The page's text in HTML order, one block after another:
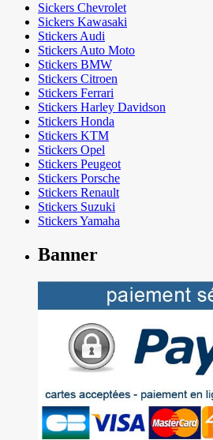
Sickers Chevrolet
Sickers Kawasaki
Stickers Audi
Stickers Auto Moto
Stickers BMW
Stickers Citroen
Stickers Ferrari
Stickers Harley Davidson
Stickers Honda
Stickers KTM
Stickers Opel
Stickers Peugeot
Stickers Porsche
Stickers Renault
Stickers Suzuki
Stickers Yamaha
Banner